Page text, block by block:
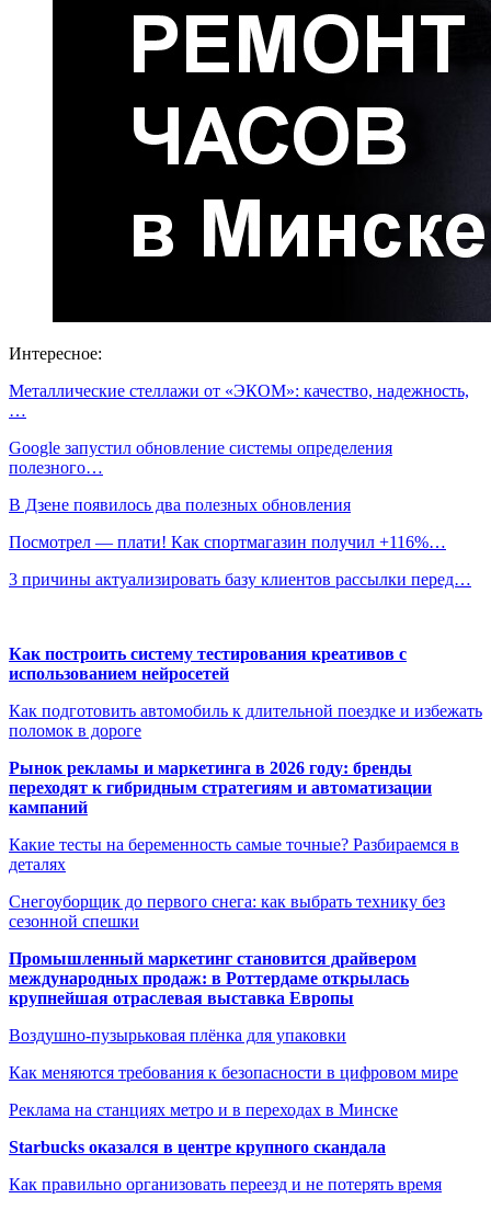
Интересное:
Металлические стеллажи от «ЭКОМ»: качество, надежность,
…
Google запустил обновление системы определения
полезного…
В Дзене появилось два полезных обновления
Посмотрел — плати! Как спортмагазин получил +116%…
3 причины актуализировать базу клиентов рассылки перед…
Как построить систему тестирования креативов с
использованием нейросетей
Как подготовить автомобиль к длительной поездке и избежать
поломок в дороге
Рынок рекламы и маркетинга в 2026 году: бренды
переходят к гибридным стратегиям и автоматизации
кампаний
Какие тесты на беременность самые точные? Разбираемся в
деталях
Снегоуборщик до первого снега: как выбрать технику без
сезонной спешки
Промышленный маркетинг становится драйвером
международных продаж: в Роттердаме открылась
крупнейшая отраслевая выставка Европы
Воздушно-пузырьковая плёнка для упаковки
Как меняются требования к безопасности в цифровом мире
Реклама на станциях метро и в переходах в Минске
Starbucks оказался в центре крупного скандала
Как правильно организовать переезд и не потерять время